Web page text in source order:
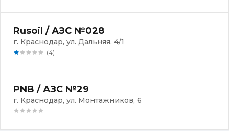
Rusoil / АЗС №028
г. Краснодар, ул. Дальняя, 4/1
(4)
PNB / АЗС №29
г. Краснодар, ул. Монтажников, 6